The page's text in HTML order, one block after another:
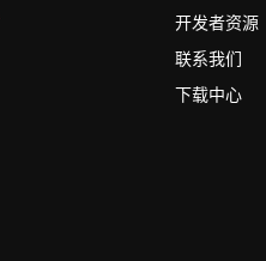
开发者资源
联系我们
下载中心